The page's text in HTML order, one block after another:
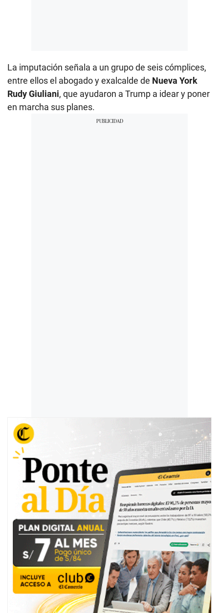
La imputación señala a un grupo de seis cómplices,
entre ellos el abogado y exalcalde de Nueva York
Rudy Giuliani, que ayudaron a Trump a idear y poner
en marcha sus planes.